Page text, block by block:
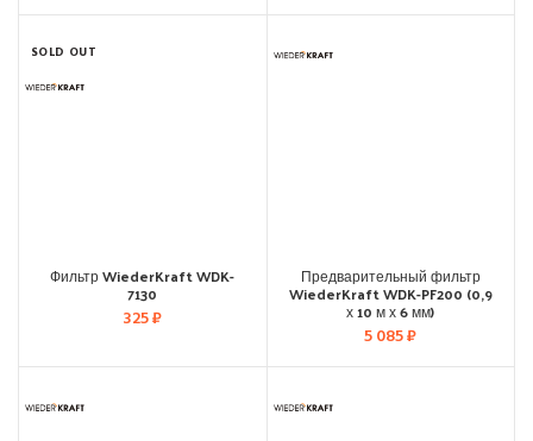
SOLD OUT
Фильтр WiederKraft WDK-
7130
325₽
Предварительный фильтр
WiederKraft WDK-PF200 (0,9
х 10 м х 6 мм)
5 085₽